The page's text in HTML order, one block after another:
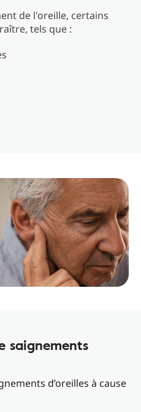
de l'oreille, certains
tels que :
saignements
d’oreilles à cause